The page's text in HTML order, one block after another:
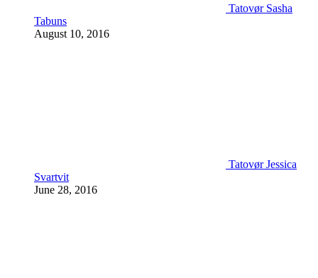
Tatovør Sasha
Tabuns
August 10, 2016
Tatovør Jessica
Svartvit
June 28, 2016